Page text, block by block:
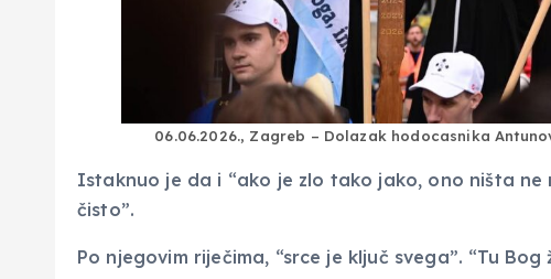
06.06.2026., Zagreb – Dolazak hodocasnika
Istaknuo je da i “ako je zlo tako jako, ono ništa ne
čisto”.
Po njegovim riječima, “srce je ključ svega”. “Tu Bog